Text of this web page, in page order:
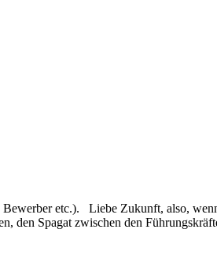
etc.). Liebe Zukunft, also,
den Spagat zwischen den